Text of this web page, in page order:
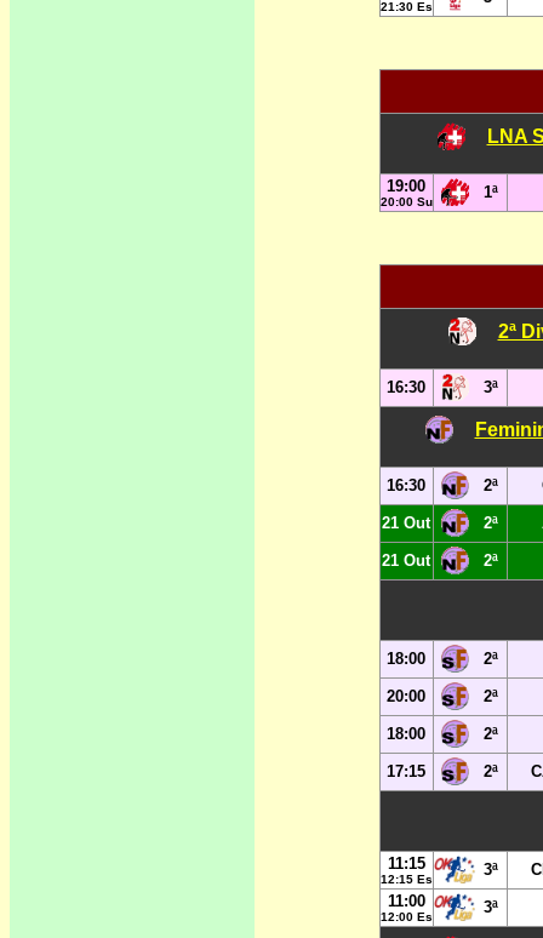
21:30 Es
LNA
19:00
20:00 Su
1ª
2ª
16:30 3ª
16:30 2ª
21 Out 2ª
21 Out 2ª
18:00 2ª
20:00 2ª
18:00 2ª
17:15 2ª
11:15
12:15 Es
3ª
11:00
12:00 Es
3ª